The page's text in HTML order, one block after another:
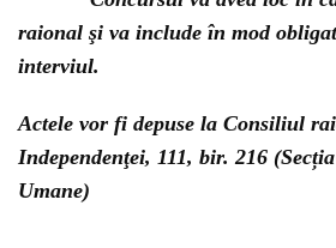
raional şi va include în mod
interviul.
Actele vor fi depuse la Consiliul
Independenţei, 111, bir. 216
Umane)